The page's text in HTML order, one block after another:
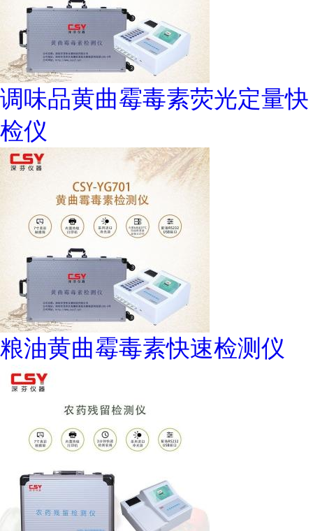
调味品黄曲霉毒素荧光定量快
检仪
粮油黄曲霉毒素快速检测仪